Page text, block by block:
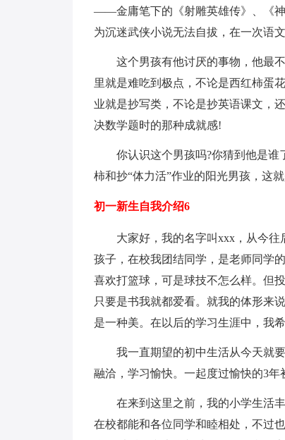
——金庸笔下的《射雕英雄传》、《神
为沉迷武侠小说无法自拔，在一次语
这个男孩有他讨厌的事物，他最
里就是难吃到极点，不论是西红柿蛋
业就是抄写类，不论是抄英语课文，
决数学题时的那种成就感!
你认识这个男孩吗?你猜到他是
柿和抄“体力活”作业的阳光男孩，这
初一新生自我介绍6
大家好，我的名字叫xxx，从今
孩子，在校我团结同学，是老师同学
喜欢打篮球，可是球技不怎么样。但
只要是书我就都爱看。就我的体形来
是一种美。在以后的学习生涯中，我
我一直期望的初中生活从今天就
融洽，学习愉快。一起度过愉快的3年
在来到这里之前，我的小学生活
在校都能和各位同学和睦相处，不过